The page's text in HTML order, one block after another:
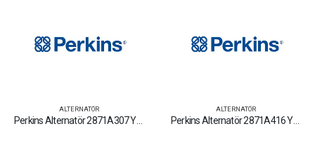
ALTERNATÖR
Perkins Alternatör 2871A307 Yedek Parça Fiyat Tamir Bakım Satan Firmalar
ALTERNATÖR
Perkins Alternatör 2871A416 Yedek Parça Fiyat Tamir Bakım Satan Firmalar